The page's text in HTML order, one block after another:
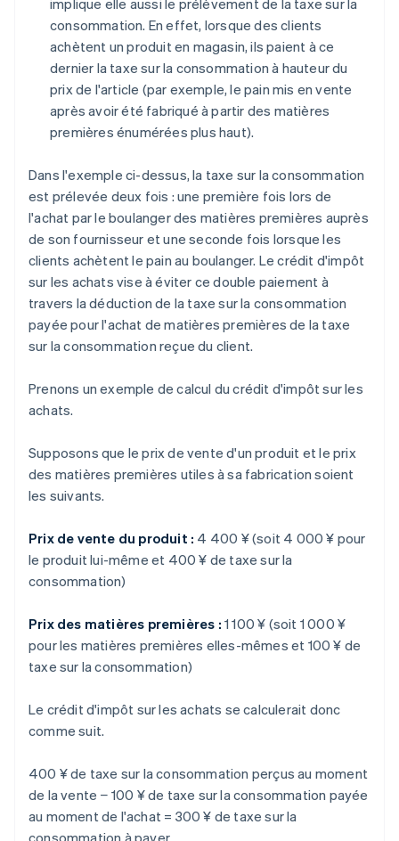
implique elle aussi le prélèvement de la taxe sur la
consommation. En effet, lorsque des clients
achètent un produit en magasin, ils paient à ce
dernier la taxe sur la consommation à hauteur du
prix de l'article (par exemple, le pain mis en vente
après avoir été fabriqué à partir des matières
premières énumérées plus haut).
Dans l'exemple ci-dessus, la taxe sur la consommation
est prélevée deux fois : une première fois lors de
l'achat par le boulanger des matières premières auprès
de son fournisseur et une seconde fois lorsque les
clients achètent le pain au boulanger. Le crédit d'impôt
sur les achats vise à éviter ce double paiement à
travers la déduction de la taxe sur la consommation
payée pour l'achat de matières premières de la taxe
sur la consommation reçue du client.
Prenons un exemple de calcul du crédit d'impôt sur les
achats.
Supposons que le prix de vente d'un produit et le prix
des matières premières utiles à sa fabrication soient
les suivants.
Prix de vente du produit : 4 400 ¥ (soit 4 000 ¥ pour
le produit lui-même et 400 ¥ de taxe sur la
consommation)
Prix des matières premières : 1 100 ¥ (soit 1 000 ¥
pour les matières premières elles-mêmes et 100 ¥ de
taxe sur la consommation)
Le crédit d'impôt sur les achats se calculerait donc
comme suit.
400 ¥ de taxe sur la consommation perçus au moment
de la vente − 100 ¥ de taxe sur la consommation payée
au moment de l'achat = 300 ¥ de taxe sur la